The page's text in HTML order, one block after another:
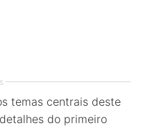
temas centrais deste
do primeiro